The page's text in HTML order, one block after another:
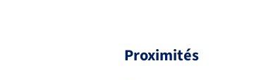
Proximités